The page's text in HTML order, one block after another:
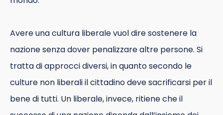
Avere una cultura liberale vuol dire sostenere la
nazione senza dover penalizzare altre persone. Si
tratta di approcci diversi, in quanto secondo le
culture non liberali il cittadino deve sacrificarsi per il
bene di tutti. Un liberale, invece, ritiene che il